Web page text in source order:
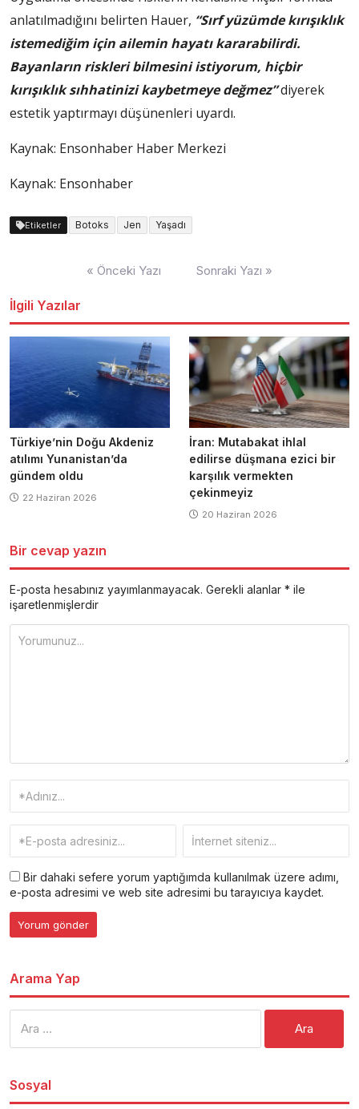
anlatılmadığını belirten Hauer, “Sırf yüzümde kırışıklık
istemediğim için ailemin hayatı kararabilirdi.
Bayanların riskleri bilmesini istiyorum, hiçbir
kırışıklık sıhhatinizi kaybetmeye değmez”diyerek
estetik yaptırmayı düşünenleri uyardı.
Kaynak: Ensonhaber Haber Merkezi
Kaynak: Ensonhaber
Etiketler Botoks Jen Yaşadı
« Önceki Yazı Sonraki Yazı »
İlgili Yazılar
Türkiye’nin Doğu Akdeniz
atılımı Yunanistan’da
gündem oldu
22 Haziran 2026
İran: Mutabakat ihlal
edilirse düşmana ezici bir
karşılık vermekten
çekinmeyiz
20 Haziran 2026
Bir cevap yazın
E-posta hesabınız yayımlanmayacak. Gerekli alanlar * ile
işaretlenmişlerdir
Bir dahaki sefere yorum yaptığımda kullanılmak üzere adımı,
e-posta adresimi ve web site adresimi bu tarayıcıya kaydet.
Arama Yap
Sosyal